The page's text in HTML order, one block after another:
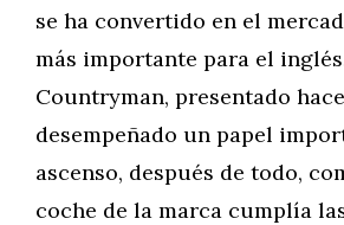
se ha convertido en el
más importante para el
Countryman, presentado
desempeñado un papel
ascenso, después de todo,
coche de la marca cumplía